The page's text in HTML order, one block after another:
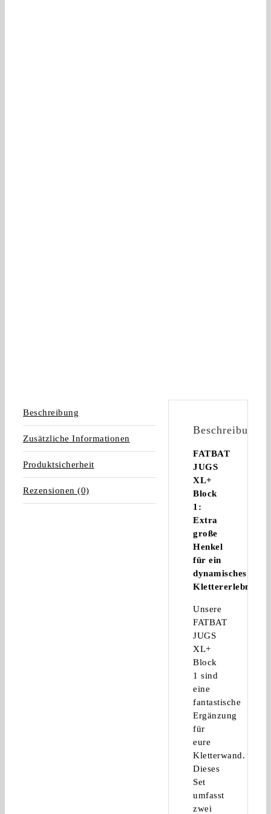
Beschreibung
Zusätzliche Informationen
Produktsicherheit
Rezensionen (0)
Beschreibung
FATBAT
JUGS
XL+
Block
1:
Extra
große
Henkel
für ein
dynamisches
Klettererlebnis
Unsere
FATBAT
JUGS
XL+
Block
1 sind
eine
fantastische
Ergänzung
für
eure
Kletterwand.
Dieses
Set
umfasst
zwei